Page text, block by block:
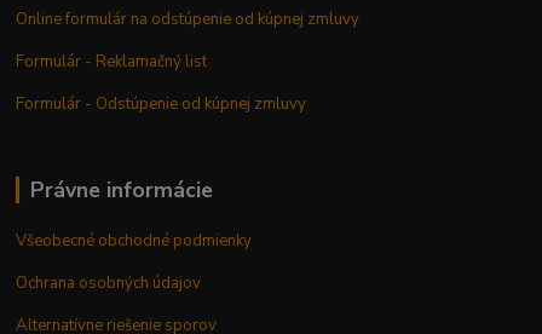
Online formulár na odstúpenie od kúpnej zmluvy
Formulár - Reklamačný list
Formulár - Odstúpenie od kúpnej zmluvy
Právne informácie
Všeobecné obchodné podmienky
Ochrana osobných údajov
Alternatívne riešenie sporov